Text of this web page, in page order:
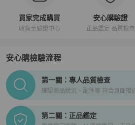
買家完成購買
收貨至驗證中心
安心購驗證
正品鑑定 品質檢查
安心購檢驗流程
PopChill拍拍圈正品驗證、安心購檢
第一關：專人品質檢查
確認商品狀況、配件等 符合頁面描
第二關：正品鑑定